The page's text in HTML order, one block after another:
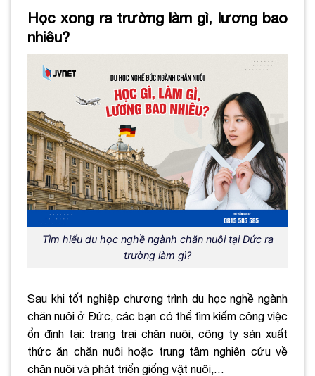
Học xong ra trường làm gì, lương bao
nhiêu?
Tìm hiểu du học nghề ngành chăn nuôi tại Đức ra
trường làm gì?
Sau khi tốt nghiệp chương trình du học nghề ngành
chăn nuôi ở Đức, các bạn có thể tìm kiếm công việc
ổn định tại: trang trại chăn nuôi, công ty sản xuất
thức ăn chăn nuôi hoặc trung tâm nghiên cứu về
chăn nuôi và phát triển giống vật nuôi,…